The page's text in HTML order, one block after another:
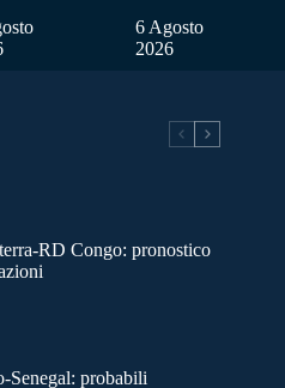
6 Agosto
2026
RD Congo: pronostico
probabili